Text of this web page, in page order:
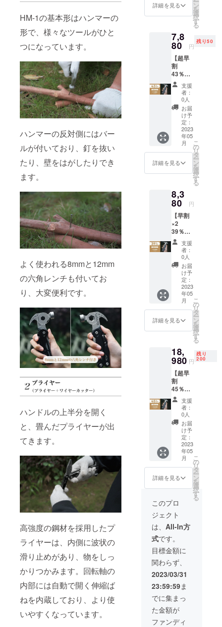
HM-1の基本形はハンマーの
形で、様々なツールがひと
つになっています。
ハンマーの反対側にはバー
ルが付いており、釘を抜い
たり、壁をはがしたりでき
ます。
よく使われる8mmと12mm
の六角レンチも付いてお
り、大変便利です。
ハンドルの上半分を開く
と、畳んだプライヤーが出
てきます。
高強度の鋼材を採用したプ
ライヤーは、内側に波状の
滑り止めがあり、物をしっ
かりつかみます。回転軸の
内部には自動で開く伸縮ば
ねを内蔵しており、より使
いやすくなっています。
送料込
の価格
となり
＜内容
物＞ マ
ルチハ
ンマー
HM-1 ×
1 専用
収納
ポーチ
詳細を見る ン
を
選
択
す
る
7,8
80 円
残り50
【超早
割
43％OF
F・先着
50名様
限定】
マルチ
ハン
マー
HM-1 ×
2 ※一般
販売予
定価
格：
13960
円（税
送料込
の価格
となり
ます。
＜内容
物＞ マ
ルチハ
ンマー
HM-1 ×
2 専用
収納
ポーチ
支援
者：
0人
お届
け予
定：
2023
年05
月
詳細を見る
こ
の
リ
タ
ー
ン
を
選
択
す
る
8,3
80 円
【早割
×2
39％OF
F】マル
チハン
マー
HM-1 ×
2 ※一般
販売予
定価
格：
13960
円（税
込） ※
送料込
の価格
ます。
＜内容
物＞ マ
ルチハ
ンマー
HM-1 ×
2 専用
収納
ポーチ
× 2
支援
者：
0人
お届
け予
定：
2023
年05
月
詳細を見る
こ
の
リ
タ
ー
ン
を
選
択
す
る
18,
980 円
残り
200
【超早
割
45％OF
F・先着
50名様
限定】
マルチ
ハン
マー
HM-1 ×
5 ※一般
販売予
定価
格：
34900
円（税
込） ※
送料込
の価格
となり
ます。
＜内容
物＞ マ
ルチハ
ンマー
HM-1 ×
5 専用
収納
ポーチ
× 5
支援
者：
0人
お届
け予
定：
2023
年05
月
詳細を見る
こ
の
リ
タ
ー
ン
を
選
択
す
る
このプロ
ジェクト
は、 All-In方
式です。
目標金額に
関わらず、
2023/03/31
23:59:59ま
でに集まっ
た金額が
ファンディ